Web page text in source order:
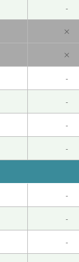
ていました。一
。 ( 40代 男性 )
やり方が分から
-
×
×
-
-
-
-
-
-
-